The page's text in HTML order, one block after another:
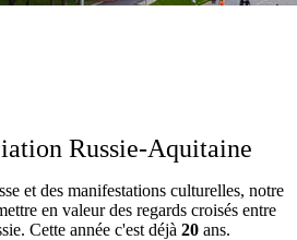
Russie-Aquitaine
et des manifestations culturelles, notre
en valeur des regards croisés entre
Cette année c'est déjà 20 ans.